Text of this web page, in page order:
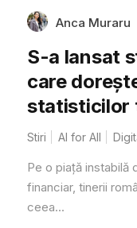
Anca Muraru
S-a lansat
care
statisticilor
Stiri AI for All
Pe o piață instabilă
financiar, tinerii
ceea...